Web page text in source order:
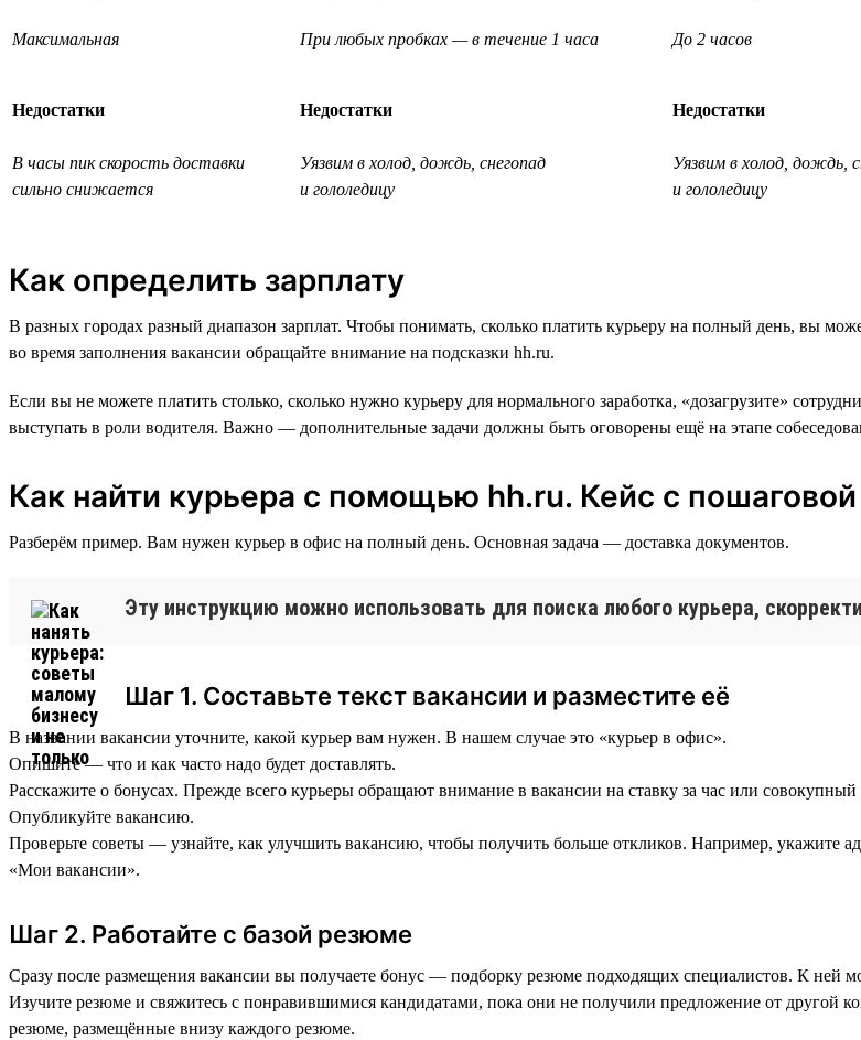
Максимальная При любых пробках — в течение 1 часа До 2 часов
Недостатки
В часы пик скорость доставки
сильно снижается
Недостатки
Уязвим в холод, дождь, снегопад
и гололедицу
Недостатки
Уязвим в холод, дождь,
и гололедицу
Как определить зарплату
В разных городах разный диапазон зарплат. Чтобы понимать, сколько платить курьеру на полный день, вы
во время заполнения вакансии обращайте внимание на подсказки hh.ru.
Если вы не можете платить столько, сколько нужно курьеру для нормального заработка, «дозагрузите»
выступать в роли водителя. Важно — дополнительные задачи должны быть оговорены ещё на этапе
Как найти курьера с помощью hh.ru. Кейс с
Разберём пример. Вам нужен курьер в офис на полный день. Основная задача — доставка документов.
Эту инструкцию можно использовать для поиска любого курьера,
Шаг 1. Составьте текст вакансии и разместите её
В названии вакансии уточните, какой курьер вам нужен. В нашем случае это «курьер в офис».
Опишите — что и как часто надо будет доставлять.
Расскажите о бонусах. Прежде всего курьеры обращают внимание в вакансии на ставку за час или совокупный
Опубликуйте вакансию.
Проверьте советы — узнайте, как улучшить вакансию, чтобы получить больше откликов. Например, укажите
«Мои вакансии».
Шаг 2. Работайте с базой резюме
Сразу после размещения вакансии вы получаете бонус — подборку резюме подходящих специалистов. К ней
Изучите резюме и свяжитесь с понравившимися кандидатами, пока они не получили предложение от
резюме, размещённые внизу каждого резюме.